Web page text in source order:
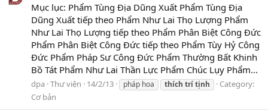
Mục lục: Phẩm Tùng Địa Dũng Xuất Phẩm Tùng Địa
Dũng Xuất tiếp theo Phẩm Như Lai Thọ Lượng Phẩm
Như Lai Thọ Lượng tiếp theo Phẩm Phân Biệt Công Đức
Phẩm Phân Biệt Công Đức tiếp theo Phẩm Tùy Hỷ Công
Đức Phẩm Pháp Sư Công Đức Phẩm Thường Bất Khinh
Bồ Tát Phẩm Như Lai Thần Lực Phẩm Chúc Lụy Phẩm...
dpa Thư viện 14/2/13 pháp hoa thích trítịnh
Category:
Cơ bản